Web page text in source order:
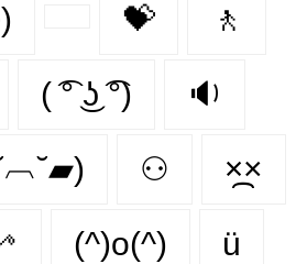
💝 🚶‍
( ͡° ͜ʖ ͡°) 🔉
⚇ ×᷼×
(^)o(^) ü